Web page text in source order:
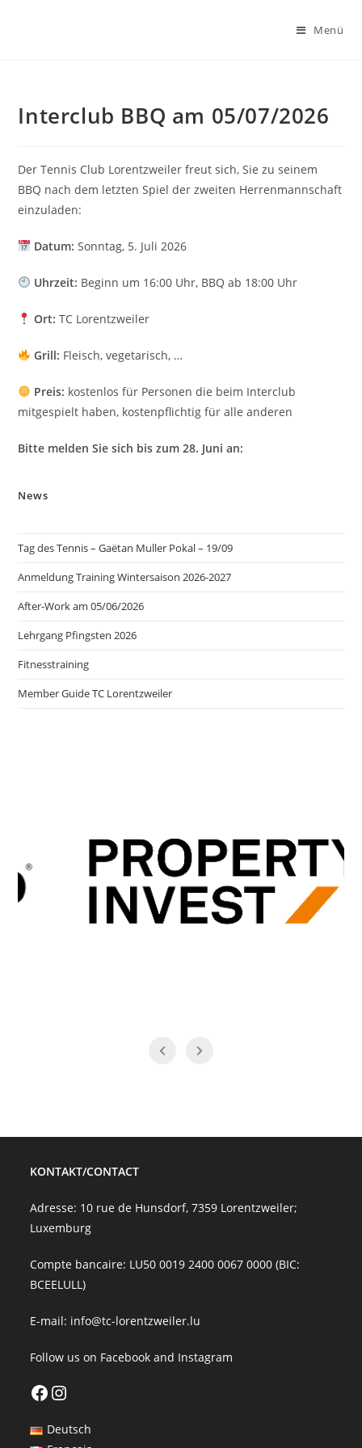
Menü
Interclub BBQ am 05/07/2026
Der Tennis Club Lorentzweiler freut sich, Sie zu seinem
BBQ nach dem letzten Spiel der zweiten Herrenmannschaft
einzuladen:
Datum:Sonntag, 5. Juli 2026
Uhrzeit: Beginn um 16:00 Uhr, BBQ ab 18:00 Uhr
Ort: TC Lorentzweiler
Grill: Fleisch, vegetarisch, …
Preis: kostenlos für Personen die beim Interclub
mitgespielt haben, kostenpflichtig für alle anderen
Bitte melden Sie sich bis zum 28. Juni an:
News
Tag des Tennis – Gaëtan Muller Pokal – 19/09
Anmeldung Training Wintersaison 2026-2027
After-Work am 05/06/2026
Lehrgang Pfingsten 2026
Fitnesstraining
Member Guide TC Lorentzweiler
KONTAKT/CONTACT
Adresse: 10 rue de Hunsdorf, 7359 Lorentzweiler;
Luxemburg
Compte bancaire: LU50 0019 2400 0067 0000 (BIC:
BCEELULL)
E-mail: info@tc-lorentzweiler.lu
Follow us on Facebook and Instagram
FacebookInstagram
Deutsch